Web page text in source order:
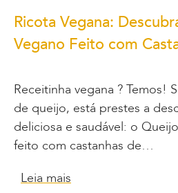
Ricota Vegana:
Vegano Feito com
Receitinha vegana ? Temos!
de queijo, está prestes a
deliciosa e saudável: o
feito com castanhas de…
Leia mais